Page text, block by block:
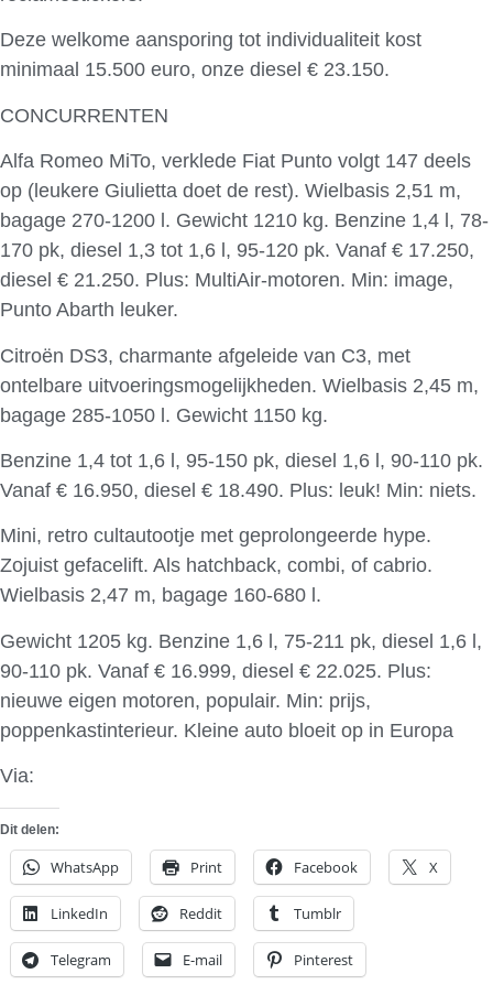
Deze welkome aansporing tot individualiteit kost
minimaal 15.500 euro, onze diesel € 23.150.
CONCURRENTEN
Alfa Romeo MiTo, verklede Fiat Punto volgt 147 deels
op (leukere Giulietta doet de rest). Wielbasis 2,51 m,
bagage 270-1200 l. Gewicht 1210 kg. Benzine 1,4 l, 78-
170 pk, diesel 1,3 tot 1,6 l, 95-120 pk. Vanaf € 17.250,
diesel € 21.250. Plus: MultiAir-motoren. Min: image,
Punto Abarth leuker.
Citroën DS3, charmante afgeleide van C3, met
ontelbare uitvoeringsmogelijkheden. Wielbasis 2,45 m,
bagage 285-1050 l. Gewicht 1150 kg.
Benzine 1,4 tot 1,6 l, 95-150 pk, diesel 1,6 l, 90-110 pk.
Vanaf € 16.950, diesel € 18.490. Plus: leuk! Min: niets.
Mini, retro cultautootje met geprolongeerde hype.
Zojuist gefacelift. Als hatchback, combi, of cabrio.
Wielbasis 2,47 m, bagage 160-680 l.
Gewicht 1205 kg. Benzine 1,6 l, 75-211 pk, diesel 1,6 l,
90-110 pk. Vanaf € 16.999, diesel € 22.025. Plus:
nieuwe eigen motoren, populair. Min: prijs,
poppenkastinterieur. Kleine auto bloeit op in Europa
Via:
Dit delen:
WhatsApp Print Facebook X
LinkedIn Reddit Tumblr
Telegram E-mail Pinterest